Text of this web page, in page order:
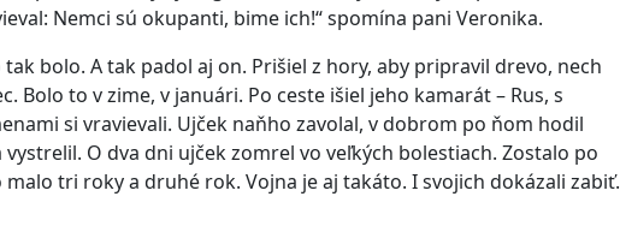
Nemci sú okupanti, bime ich!“ spomína pani Veronika.
tak bolo. A tak padol aj on. Prišiel z hory, aby pripravil drevo, nech
Bolo to v zime, v januári. Po ceste išiel jeho kamarát – Rus, s
si vravievali. Ujček naňho zavolal, v dobrom po ňom hodil
O dva dni ujček zomrel vo veľkých bolestiach. Zostalo po
tri roky a druhé rok. Vojna je aj takáto. I svojich dokázali zabiť.